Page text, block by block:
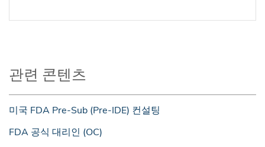
관련 콘텐츠
미국 FDA Pre-Sub (Pre-IDE) 컨설팅
FDA 공식 대리인 (OC)